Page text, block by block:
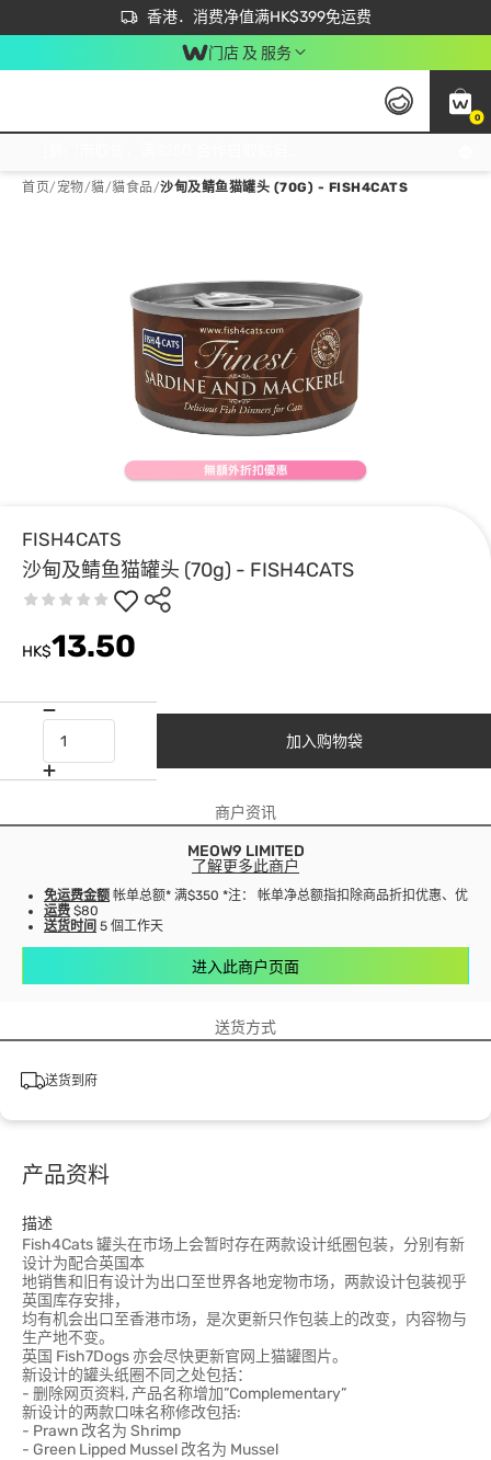
香港．消费净值满HK$399免运费
立即成为易赏钱会员尽享独家优惠
首次APP下单买满$450 输入 NEWAPP 即减$50
门店 及 服务
0
首页/ 宠物/貓/貓食品/沙甸及鲭鱼猫罐头 (70G) - FISH4CATS
FISH4CATS
沙甸及鲭鱼猫罐头 (70g) - FISH4CATS
HK$13.50
加入购物袋
商户资讯
MEOW9 LIMITED
了解更多此商户
免运费金额 帐单总额* 满$350 *注： 帐单净总额指扣除商品折扣优惠、优惠
运费 $80
送货时间 5 個工作天
进入此商户页面
送货方式
送货到府
产品资料
描述
Fish4Cats 罐头在市场上会暂时存在两款设计纸圈包装，分别有新
设计为配合英国本
地销售和旧有设计为出口至世界各地宠物市场，两款设计包装视乎
英国库存安排，
均有机会出口至香港市场，是次更新只作包装上的改变，内容物与
生产地不变。
英国 Fish7Dogs 亦会尽快更新官网上猫罐图片。
新设计的罐头纸圈不同之处包括：
- 删除网页资料, 产品名称增加”Complementary”
新设计的两款口味名称修改包括:
- Prawn 改名为 Shrimp
- Green Lipped Mussel 改名为 Mussel